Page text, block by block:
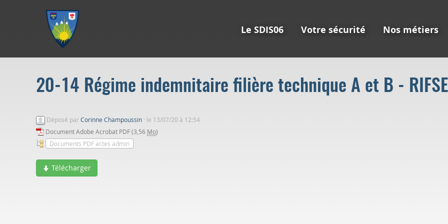
Le SDIS06 Votre sécurité Nos métiers
20-14 Régime indemnitaire filière technique A et B -
Déposé parCorinne Champoussin · le 13/07/20 à 12:54
Document Adobe Acrobat PDF (3,56 Mo)
Documents PDF actes admin
Télécharger